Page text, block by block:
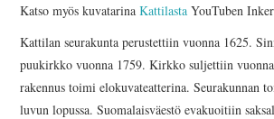
MERKKIHENKILÖT
INKERILÄINEN
Katso myös kuvatarinaKattilasta YouTuben
Kattilan seurakunta perustettiin vuonna 1625.
puukirkko vuonna 1759. Kirkko suljettiin
rakennus toimi elokuvateatterina. Seurakunnan
luvun lopussa. Suomalaisväestö evakuoitiin